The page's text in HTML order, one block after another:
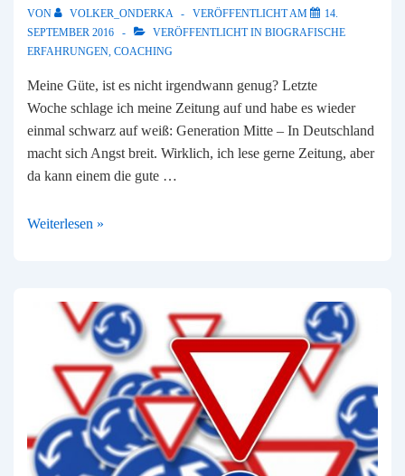
VON VOLKER_ONDERKA VERÖFFENTLICHT AM
14.
SEPTEMBER 2016
VERÖFFENTLICHT IN BIOGRAFISCHE
ERFAHRUNGEN, COACHING
Meine Güte, ist es nicht irgendwann genug? Letzte
Woche schlage ich meine Zeitung auf und habe es wieder
einmal schwarz auf weiß: Generation Mitte – In Deutschland
macht sich Angst breit. Wirklich, ich lese gerne Zeitung, aber
da kann einem die gute …
Generation
Weiterlesen »